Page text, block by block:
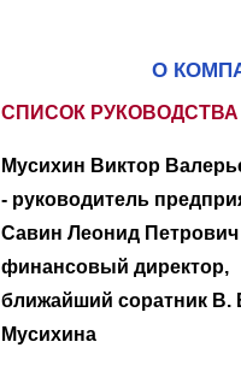
О
СПИСОК РУКОВОДСТВА
Мусихин Виктор
- руководитель
Савин Леонид Петрович
финансовый директор,
ближайший соратник В.
Мусихина